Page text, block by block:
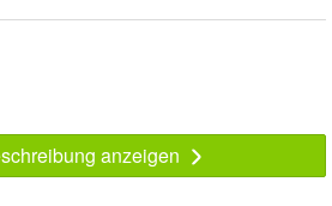
anzeigen